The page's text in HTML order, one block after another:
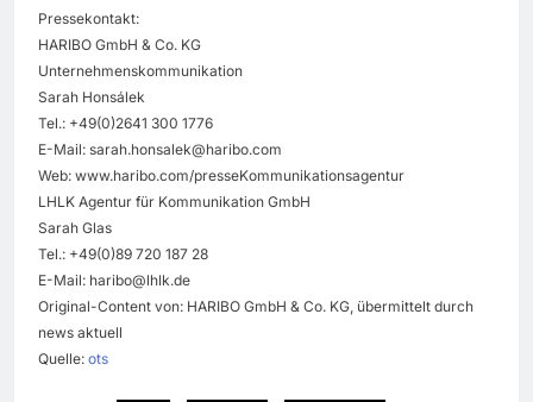
Pressekontakt:
HARIBO GmbH & Co. KG
Unternehmenskommunikation
Sarah Honsálek
Tel.: +49(0)2641 300 1776
E-Mail: sarah.honsalek@haribo.com
Web: www.haribo.com/presseKommunikationsagentur
LHLK Agentur für Kommunikation GmbH
Sarah Glas
Tel.: +49(0)89 720 187 28
E-Mail: haribo@lhlk.de
Original-Content von: HARIBO GmbH & Co. KG, übermittelt durch
news aktuell
Quelle: ots